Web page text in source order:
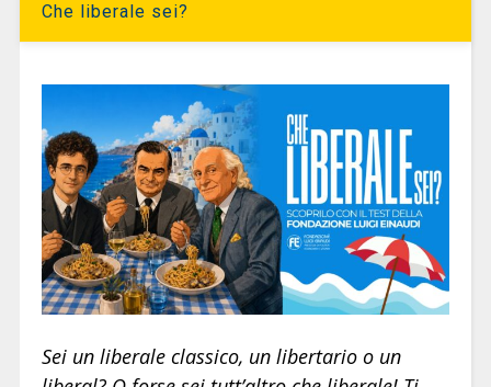
Che liberale sei?
Sei un liberale classico, un libertario o un